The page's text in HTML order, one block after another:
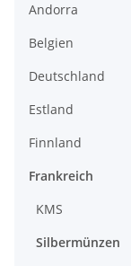
Andorra
Belgien
Deutschland
Estland
Finnland
Frankreich
KMS
Silbermünzen